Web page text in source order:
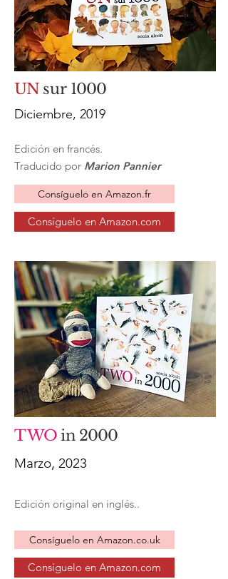
UN sur1000
Diciembre, 2019
Edición en francés.
Traducido por Marion Pannier
Consíguelo en Amazon.fr
Consíguelo en Amazon.com
TWOin2000
Marzo, 2023
Edición original en inglés..
Consíguelo en Amazon.co.uk
Consíguelo en Amazon.com